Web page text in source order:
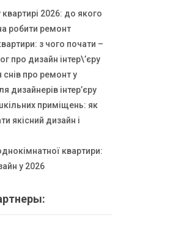
2026: до якого
робити ремонт
з чого почати –
про дизайн інтер\’єру
снів про ремонт у
дизайнерів інтер’єру
приміщень: як
якісний дизайн і
квартири:
у 2026